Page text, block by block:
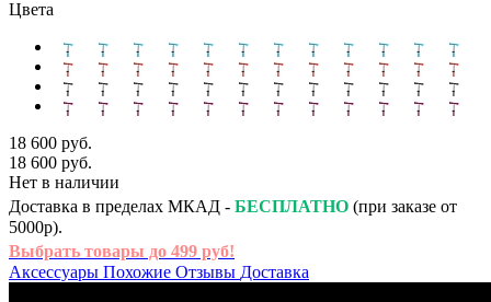
Цвета
18 600 руб.
18 600 руб.
Нет в наличии
Доставка в пределах МКАД - БЕСПЛАТНО (при заказе от
5000р).
Выбрать товары до 499 руб!
Аксессуары Похожие Отзывы Доставка